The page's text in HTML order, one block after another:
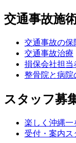
交通事故施
交通事故の保
交通事故治療
損保会社担当
整骨院と病院
スタッフ募
楽しく沖縄一
受付・案内ス